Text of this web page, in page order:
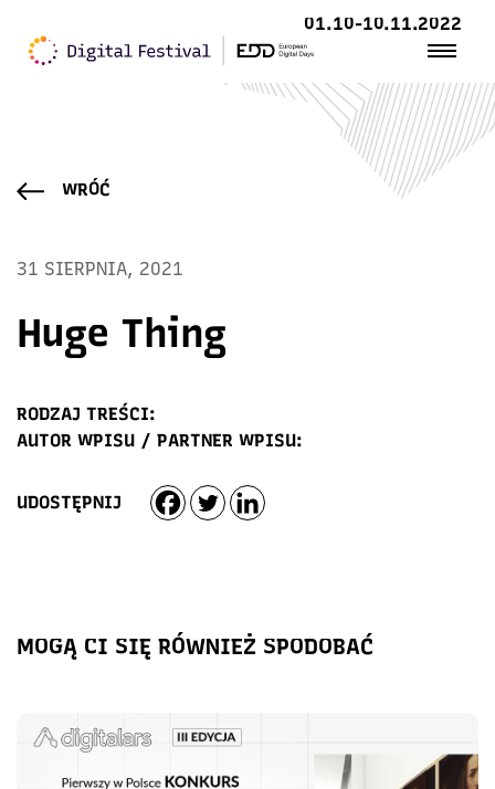
01.10-10.11.2022
WRÓĆ
31 SIERPNIA, 2021
Huge Thing
RODZAJ TREŚCI:
AUTOR WPISU / PARTNER WPISU:
UDOSTĘPNIJ
MOGĄ CI SIĘ RÓWNIEŻ SPODOBAĆ